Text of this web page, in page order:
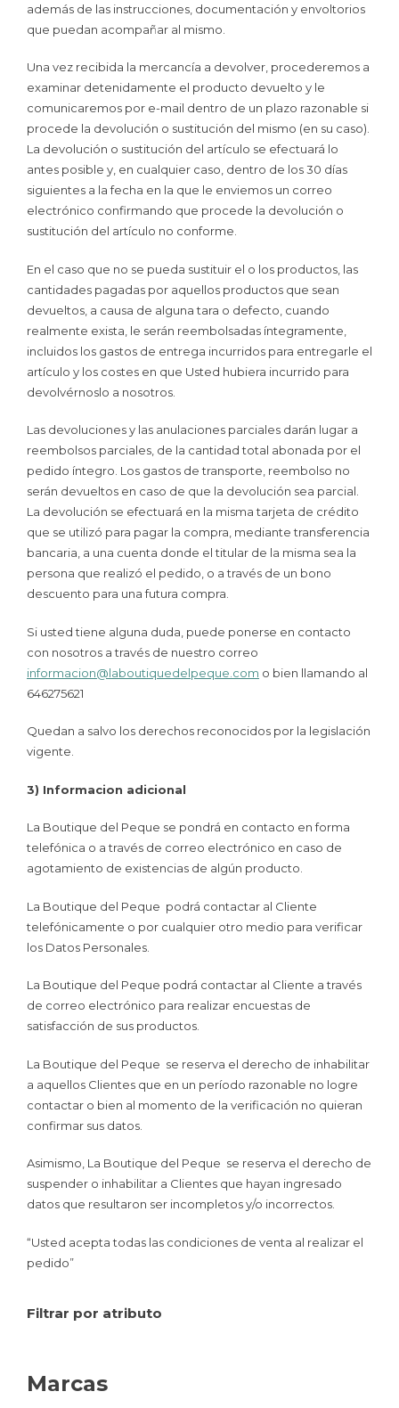
además de las instrucciones, documentación y envoltorios
que puedan acompañar al mismo.
Una vez recibida la mercancía a devolver, procederemos a
examinar detenidamente el producto devuelto y le
comunicaremos por e-mail dentro de un plazo razonable si
procede la devolución o sustitución del mismo (en su caso).
La devolución o sustitución del artículo se efectuará lo
antes posible y, en cualquier caso, dentro de los 30 días
siguientes a la fecha en la que le enviemos un correo
electrónico confirmando que procede la devolución o
sustitución del artículo no conforme.
En el caso que no se pueda sustituir el o los productos, las
cantidades pagadas por aquellos productos que sean
devueltos, a causa de alguna tara o defecto, cuando
realmente exista, le serán reembolsadas íntegramente,
incluidos los gastos de entrega incurridos para entregarle el
artículo y los costes en que Usted hubiera incurrido para
devolvérnoslo a nosotros.
Las devoluciones y las anulaciones parciales darán lugar a
reembolsos parciales, de la cantidad total abonada por el
pedido íntegro. Los gastos de transporte, reembolso no
serán devueltos en caso de que la devolución sea parcial.
La devolución se efectuará en la misma tarjeta de crédito
que se utilizó para pagar la compra, mediante transferencia
bancaria, a una cuenta donde el titular de la misma sea la
persona que realizó el pedido, o a través de un bono
descuento para una futura compra.
Si usted tiene alguna duda, puede ponerse en contacto
con nosotros a través de nuestro correo
informacion@laboutiquedelpeque.com o bien llamando al
646275621
Quedan a salvo los derechos reconocidos por la legislación
vigente.
3) Informacion adicional
La Boutique del Peque se pondrá en contacto en forma
telefónica o a través de correo electrónico en caso de
agotamiento de existencias de algún producto.
La Boutique del Peque podrá contactar al Cliente
telefónicamente o por cualquier otro medio para verificar
los Datos Personales.
La Boutique del Peque podrá contactar al Cliente a través
de correo electrónico para realizar encuestas de
satisfacción de sus productos.
La Boutique del Peque se reserva el derecho de inhabilitar
a aquellos Clientes que en un período razonable no logre
contactar o bien al momento de la verificación no quieran
confirmar sus datos.
Asimismo, La Boutique del Peque se reserva el derecho de
suspender o inhabilitar a Clientes que hayan ingresado
datos que resultaron ser incompletos y/o incorrectos.
“Usted acepta todas las condiciones de venta al realizar el
pedido”
Filtrar por atributo
Marcas